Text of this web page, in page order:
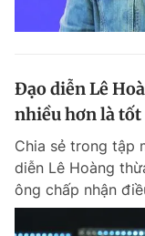
Đạo diễn Lê
nhiều hơn là tốt
Chia sẻ trong tập
diễn Lê Hoàng
ông chấp nhận